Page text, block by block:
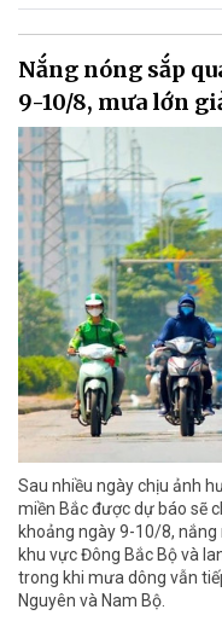
Nắng nóng sắp
9-10/8, mưa lớn
Sau nhiều ngày chịu ảnh
miền Bắc được dự báo sẽ
khoảng ngày 9-10/8,
khu vực Đông Bắc Bộ và
trong khi mưa dông vẫn
Nguyên và Nam Bộ.